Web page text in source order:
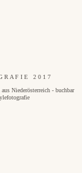
R A F I E 2 0 1 7
Niederösterreich - buchbar